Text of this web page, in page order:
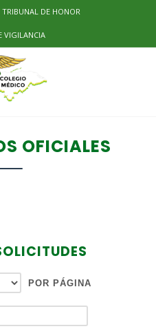
TRIBUNAL DE HONOR
VIGILANCIA
OFICIALES
POR PÁGINA